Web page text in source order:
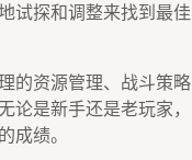
试探和调整来找到最佳
的资源管理、战斗策略
是新手还是老玩家，
成绩。